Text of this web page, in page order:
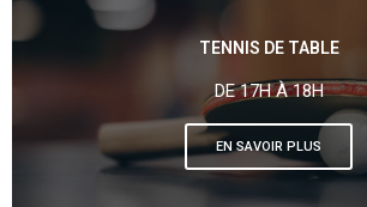
TENNIS DE TABLE
DE 17H À 18H
EN SAVOIR PLUS